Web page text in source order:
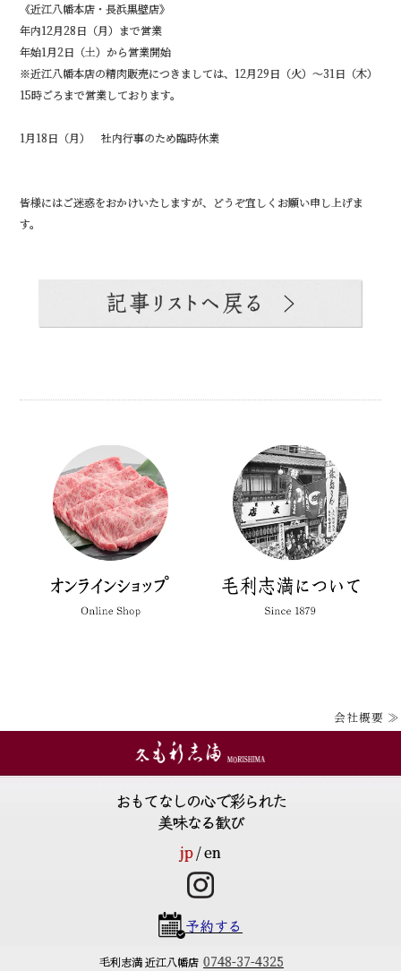
《近江八幡本店・長浜黒壁店》
年内12月28日（月）まで営業
年始1月2日（土）から営業開始
※近江八幡本店の精肉販売につきましては、12月29日（火）～31日（木）
15時ごろまで営業しております。
1月18日（月） 社内行事のため臨時休業
皆様にはご迷惑をおかけいたしますが、どうぞ宜しくお願い申し上げま
す。
会社概要 ≫
おもてなしの心で彩られた
美味なる歓び
jp en
予約する
毛利志満 近江八幡店 0748-37-4325